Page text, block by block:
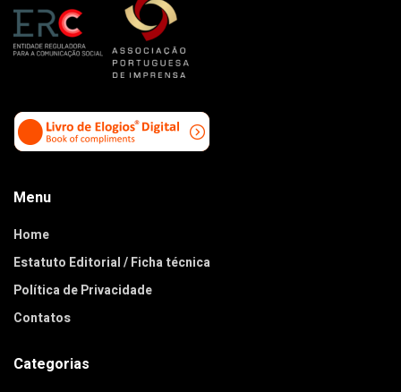
Menu
Home
Estatuto Editorial / Ficha técnica
Política de Privacidade
Contatos
Categorias